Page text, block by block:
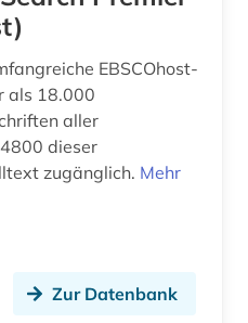
bildungswissenschaft (1)
EBSCOhost-
als 18.000
aller
dieser
zugänglich. Mehr
Zur Datenbank